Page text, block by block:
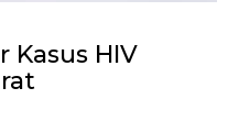
Kasus HIV